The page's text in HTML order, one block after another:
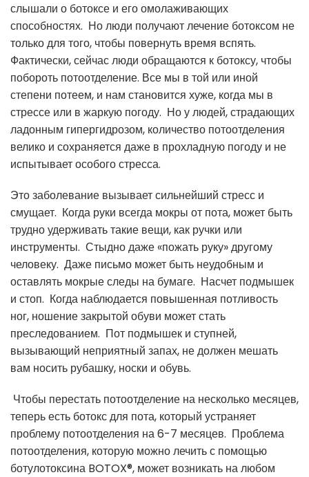
слышали о ботоксе и его омолаживающих
способностях. Но люди получают лечение ботоксом не
только для того, чтобы повернуть время вспять.
Фактически, сейчас люди обращаются к ботоксу, чтобы
побороть потоотделение. Все мы в той или иной
степени потеем, и нам становится хуже, когда мы в
стрессе или в жаркую погоду. Но у людей, страдающих
ладонным гипергидрозом, количество потоотделения
велико и сохраняется даже в прохладную погоду и не
испытывает особого стресса.
Это заболевание вызывает сильнейший стресс и
смущает. Когда руки всегда мокры от пота, может быть
трудно удерживать такие вещи, как ручки или
инструменты. Стыдно даже «пожать руку» другому
человеку. Даже письмо может быть неудобным и
оставлять мокрые следы на бумаге. Насчет подмышек
и стоп. Когда наблюдается повышенная потливость
ног, ношение закрытой обуви может стать
преследованием. Пот подмышек и ступней,
вызывающий неприятный запах, не должен мешать
вам носить рубашку, носки и обувь.
Чтобы перестать потоотделение на несколько месяцев,
теперь есть ботокс для пота, который устраняет
проблему потоотделения на 6-7 месяцев. Проблема
потоотделения, которую можно лечить с помощью
ботулотоксина BOTOX®, может возникать на любом